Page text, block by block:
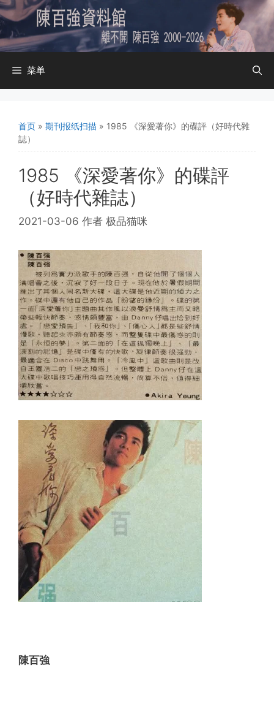
跳
至
内
容
菜单
首页 » 期刊报纸扫描 » 1985 《深愛著你》的碟評（好時代雜
誌）
1985 《深愛著你》的碟評
（好時代雜誌）
2021-03-06 作者 极品猫咪
陳百強